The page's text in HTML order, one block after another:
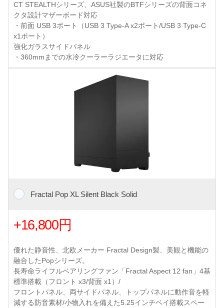
CT STEALTHシリーズ、ASUS社製のBTFシリーズの背面コネ
クタ設計マザーボード対応
・前面 USB 3ポート（USB 3 Type-A x2ポート/USB 3 Type-C
x1ポート）
強化ガラスサイドパネル
・360mmまでの水冷クーラーラジエータに対応
Fractal Pop XL Silent Black Solid
+16,800円
優れた静音性、北欧メーカー Fractal Design製、美観と機能の
融合したPopシリーズ。
長寿命ライフルベアリングファン「Fractal Aspect 12 fan」4基
標準搭載（フロント x3/背面 x1）/
フロントパネル、両サイドパネル、トップパネルに動作音を軽
減する防音素材/小物入れを備えた5.25インチベイ搭載スペー